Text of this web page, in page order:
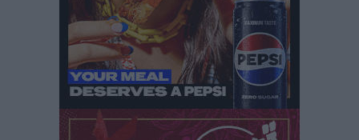
Νοσοκομεία της Γ΄ Ζώνης
Τοπικές Ειδήσεις• πριν 6 ώρες
Πάνθηρες: Ξεκίνησαν αισιόδοξοι για την παρθενική
“πτήση” τους
Αθλητικά• πριν 6 ώρες